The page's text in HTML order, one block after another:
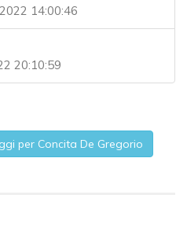
14:00:46
20:10:59
per Concita De Gregorio